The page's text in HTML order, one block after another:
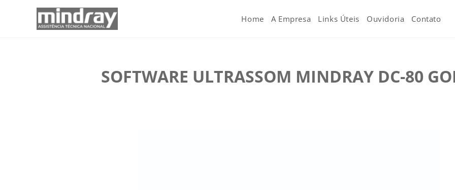
Home A Empresa Links Úteis Ouvidoria Contato
SOFTWARE ULTRASSOM MINDRAY DC-80